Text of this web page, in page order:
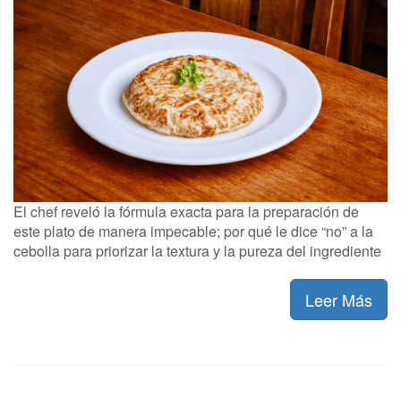
El chef reveló la fórmula exacta para la preparación de
este plato de manera impecable; por qué le dice “no” a la
cebolla para priorizar la textura y la pureza del ingrediente
Leer Más